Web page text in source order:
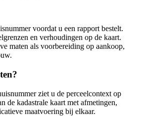
voordat u een rapport bestelt.
en verhoudingen op de kaart.
maten als voorbereiding op aankoop,
ziet u de perceelcontext op
de kadastrale kaart met afmetingen,
maatvoering bij elkaar.